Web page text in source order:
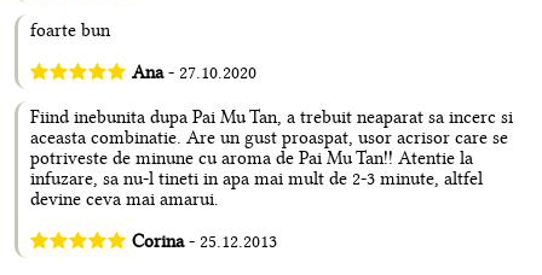
foarte bun
Ana- 27.10.2020
Fiind inebunita dupa Pai Mu Tan, a trebuit neaparat sa incerc si
aceasta combinatie. Are un gust proaspat, usor acrisor care se
potriveste de minune cu aroma de Pai Mu Tan!! Atentie la
infuzare, sa nu-l tineti in apa mai mult de 2-3 minute, altfel
devine ceva mai amarui.
Corina- 25.12.2013